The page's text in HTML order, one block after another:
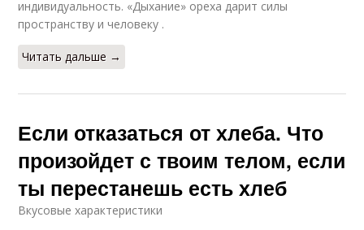
индивидуальность. «Дыхание» ореха дарит силы
пространству и человеку .
Читать дальше →
Если отказаться от хлеба. Что
произойдет с твоим телом, если
ты перестанешь есть хлеб
Вкусовые характеристики